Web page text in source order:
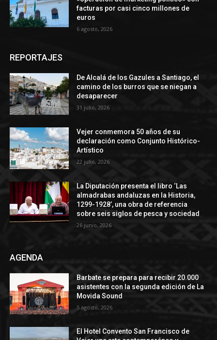
facturas por casi cinco millones de
euros
6 agosto, 2026
REPORTAJES
De Alcalá de los Gazules a Santiago, el
camino de los burros que se niegan a
desaparecer
31 julio, 2026
Vejer conmemora 50 años de su
declaración como Conjunto Histórico-
Artístico
22 julio, 2026
La Diputación presenta el libro ‘Las
almadrabas andaluzas en la Historia,
1299-1928’, una obra de referencia
sobre seis siglos de pesca y sociedad
26 junio, 2026
AGENDA
Barbate se prepara para recibir 20.000
asistentes con la segunda edición de La
Movida Sound
5 agosto, 2026
El Hotel Convento San Francisco de